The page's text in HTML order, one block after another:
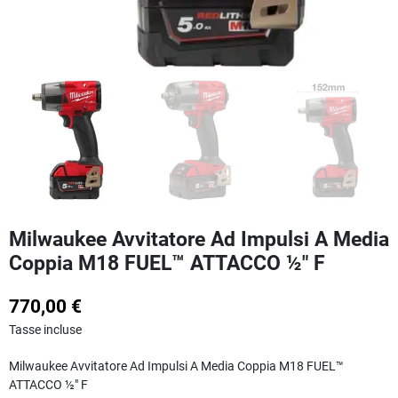
Milwaukee Avvitatore Ad Impulsi A Media
Coppia M18 FUEL™ ATTACCO ½″ F
770,00 €
Tasse incluse
Milwaukee Avvitatore Ad Impulsi A Media Coppia M18 FUEL™
ATTACCO ½″ F